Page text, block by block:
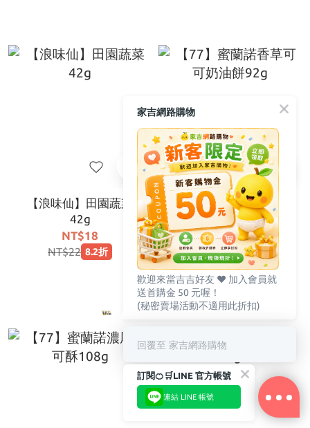
【浪味仙】田園蔬菜
42g
NT$18
NT$22 8.2折
【77】蜜蘭諾香草可可
奶油餅92g
NT$60
NT$69 8.7折
家吉網路購物
歡迎來當吉吉好友 ♥️ 加入會員就
送首購金 50 元喔！
(秘密賣場活動不適用此折扣)
回覆至 家吉網路購物
訂閱🍊🛒LINE 官方帳號
連結 LINE 帳號